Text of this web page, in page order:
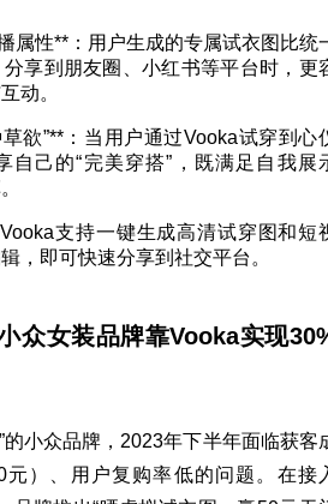
属性**：用户生成的专属试衣图比统
享到朋友圈、小红书等平台时，更
动。
草欲”**：当用户通过Vooka试穿到心
自己的“完美穿搭”，既满足自我展
支持一键生成高清试穿图和短
，即可快速分享到社交平台。
众女装品牌靠Vooka实现
的小众品牌，2023年下半年面临获客
）、用户复购率低的问题。在接